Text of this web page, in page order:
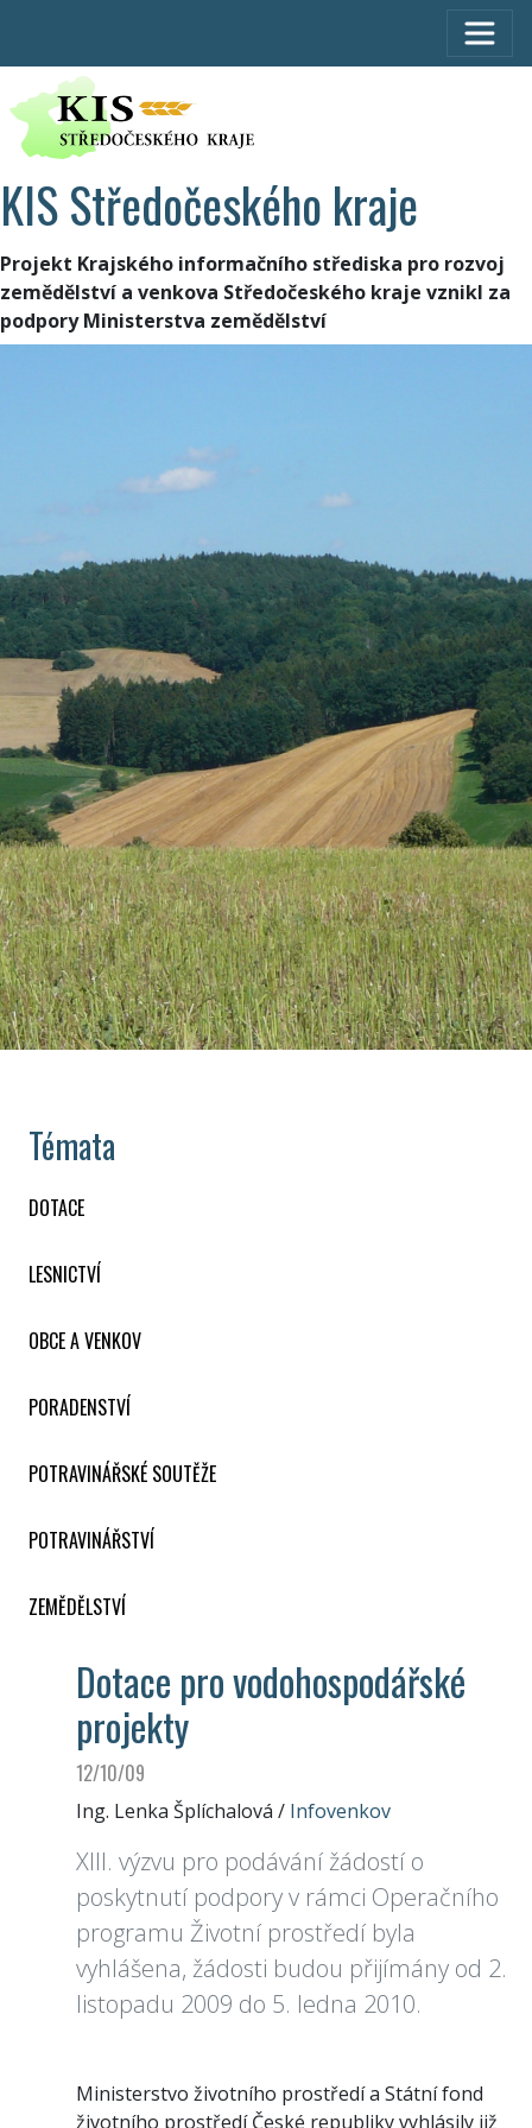
KIS Středočeského kraje
Projekt Krajského informačního střediska pro rozvoj
zemědělství a venkova Středočeského kraje vznikl za
podpory Ministerstva zemědělství
Témata
DOTACE
LESNICTVÍ
OBCE A VENKOV
PORADENSTVÍ
POTRAVINÁŘSKÉ SOUTĚŽE
POTRAVINÁŘSTVÍ
ZEMĚDĚLSTVÍ
Dotace pro vodohospodářské
projekty
12/10/09
Ing. Lenka Šplíchalová / Infovenkov
XIII. výzvu pro podávání žádostí o
poskytnutí podpory v rámci Operačního
programu Životní prostředí byla
vyhlášena, žádosti budou přijímány od 2.
listopadu 2009 do 5. ledna 2010.
Ministerstvo životního prostředí a Státní fond
životního prostředí České republiky vyhlásily již